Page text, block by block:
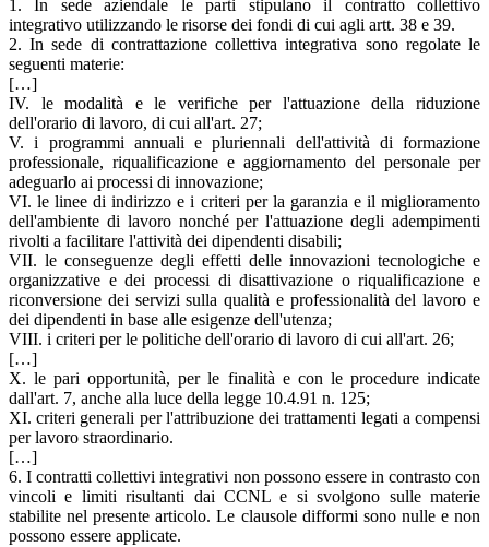
1. In sede aziendale le parti stipulano il contratto collettivo
integrativo utilizzando le risorse dei fondi di cui agli artt. 38 e 39.
2. In sede di contrattazione collettiva integrativa sono regolate le
seguenti materie:
[…]
IV. le modalità e le verifiche per l'attuazione della riduzione
dell'orario di lavoro, di cui all'art. 27;
V. i programmi annuali e pluriennali dell'attività di formazione
professionale, riqualificazione e aggiornamento del personale per
adeguarlo ai processi di innovazione;
VI. le linee di indirizzo e i criteri per la garanzia e il miglioramento
dell'ambiente di lavoro nonché per l'attuazione degli adempimenti
rivolti a facilitare l'attività dei dipendenti disabili;
VII. le conseguenze degli effetti delle innovazioni tecnologiche e
organizzative e dei processi di disattivazione o riqualificazione e
riconversione dei servizi sulla qualità e professionalità del lavoro e
dei dipendenti in base alle esigenze dell'utenza;
VIII. i criteri per le politiche dell'orario di lavoro di cui all'art. 26;
[…]
X. le pari opportunità, per le finalità e con le procedure indicate
dall'art. 7, anche alla luce della legge 10.4.91 n. 125;
XI. criteri generali per l'attribuzione dei trattamenti legati a compensi
per lavoro straordinario.
[…]
6. I contratti collettivi integrativi non possono essere in contrasto con
vincoli e limiti risultanti dai CCNL e si svolgono sulle materie
stabilite nel presente articolo. Le clausole difformi sono nulle e non
possono essere applicate.